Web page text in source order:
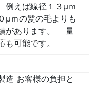
例えば線径１３μｍ
μｍの髪の毛よりも
があります。 量
可能です。
造 お客様の負担と